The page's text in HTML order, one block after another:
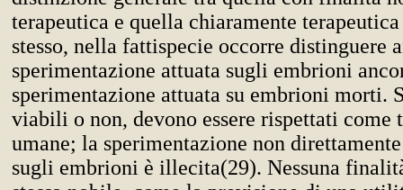
terapeutica e quella chiaramente
stesso, nella fattispecie occorre distinguere
sperimentazione attuata sugli embrioni
sperimentazione attuata su embrioni morti.
viabili o non, devono essere rispettati come
umane; la sperimentazione non
sugli embrioni è illecita(29). Nessuna